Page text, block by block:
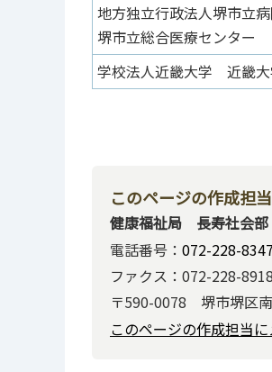
地方独立行政法人堺市立
堺市立総合医療センター
学校法人近畿大学 近畿大
このページの作成担当
健康福祉局 長寿社会
電話番号： 072-228-8347
ファクス：072-228-8918
〒590-0078 堺市堺区
このページの作成担当